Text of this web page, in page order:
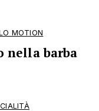
MOTION
nella barba